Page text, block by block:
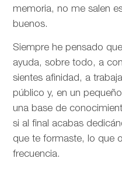
memoria, no me salen
buenos.
Siempre he pensado
ayuda, sobre todo, a
sientes afinidad, a
público y, en un
una base de
si al final acabas
que te formaste, lo que
frecuencia.